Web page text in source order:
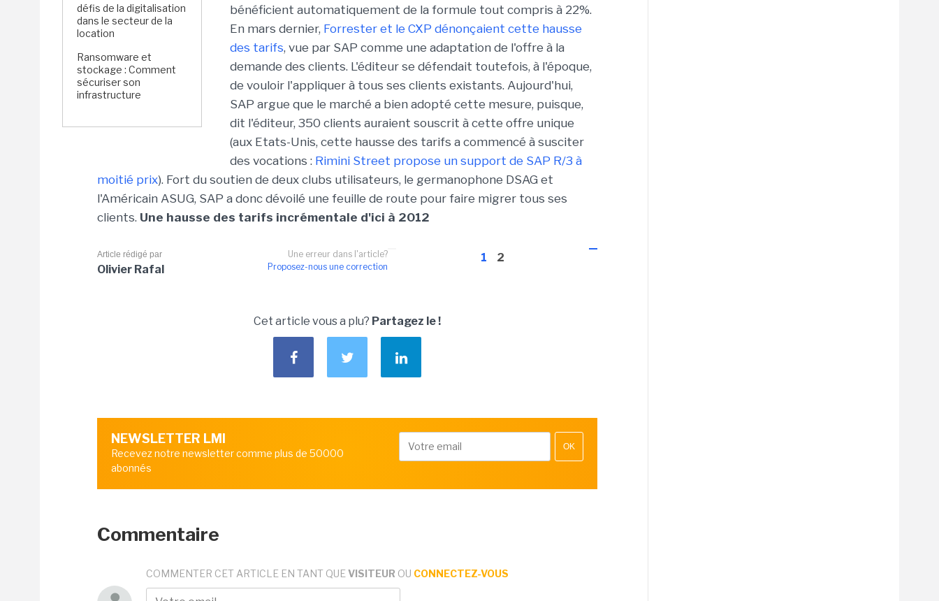
défis de la digitalisation
dans le secteur de la
location
Ransomware et
stockage : Comment
sécuriser son
infrastructure
bénéficient automatiquement de la formule tout compris à 22%.
En mars dernier, Forrester et le CXP dénonçaient cette hausse
des tarifs, vue par SAP comme une adaptation de l'offre à la
demande des clients. L'éditeur se défendait toutefois, à l'époque,
de vouloir l'appliquer à tous ses clients existants. Aujourd'hui,
SAP argue que le marché a bien adopté cette mesure, puisque,
dit l'éditeur, 350 clients auraient souscrit à cette offre unique
(aux Etats-Unis, cette hausse des tarifs a commencé à susciter
des vocations : Rimini Street propose un support de SAP R/3 à
moitié prix). Fort du soutien de deux clubs utilisateurs, le germanophone DSAG et
l'Américain ASUG, SAP a donc dévoilé une feuille de route pour faire migrer tous ses
clients. Une hausse des tarifs incrémentale d'ici à 2012
1 2
Une erreur dans l'article?
Proposez-nous une correction
Article rédigé par
Olivier Rafal
Cet article vous a plu? Partagez le !
NEWSLETTER LMI
Recevez notre newsletter comme plus de 50000
abonnés
OK
Commentaire
COMMENTER CET ARTICLE EN TANT QUE VISITEUR OU CONNECTEZ-VOUS